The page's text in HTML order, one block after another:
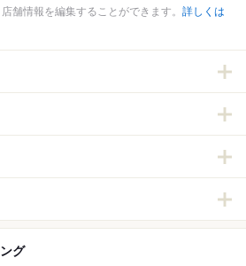
舗情報を編集することができます。 詳しくは
グ